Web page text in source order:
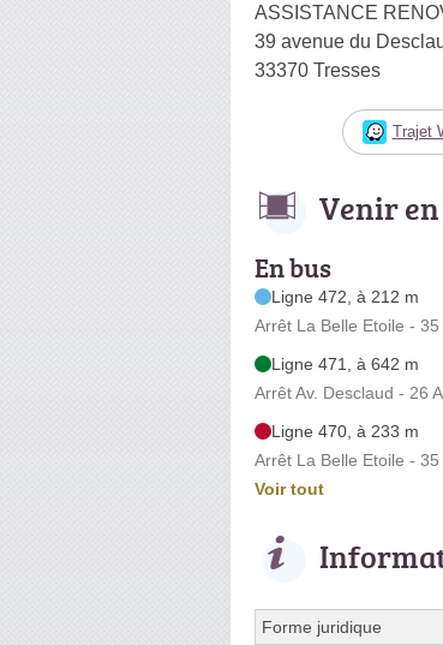
ASSISTANCE
39 avenue du
33370 Tresses
Trajet
Venir
En bus
Ligne 472, à 212 m
Arrêt La Belle Etoile -
Ligne 471, à 642 m
Arrêt Av. Desclaud - 26
Ligne 470, à 233 m
Arrêt La Belle Etoile -
Voir tout
Forme juridique